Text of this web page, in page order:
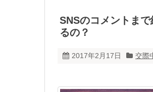
SNSのコメントま
るの？
2017年2月17日 交際